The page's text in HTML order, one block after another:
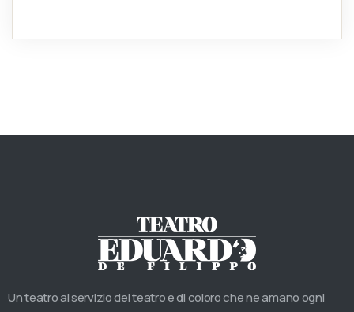
Un teatro al servizio del teatro e di coloro che ne amano ogni